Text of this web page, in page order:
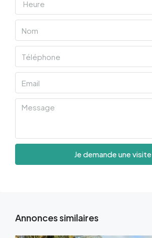
Heure
Je demande une visite
Annonces similaires